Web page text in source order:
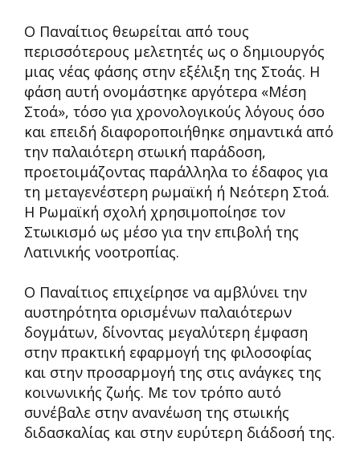
Ο Παναίτιος θεωρείται από τους
περισσότερους μελετητές ως ο δημιουργός
μιας νέας φάσης στην εξέλιξη της Στοάς. Η
φάση αυτή ονομάστηκε αργότερα «Μέση
Στοά», τόσο για χρονολογικούς λόγους όσο
και επειδή διαφοροποιήθηκε σημαντικά από
την παλαιότερη στωική παράδοση,
προετοιμάζοντας παράλληλα το έδαφος για
τη μεταγενέστερη ρωμαϊκή ή Νεότερη Στοά.
Η Ρωμαϊκή σχολή χρησιμοποίησε τον
Στωικισμό ως μέσο για την επιβολή της
Λατινικής νοοτροπίας.
Ο Παναίτιος επιχείρησε να αμβλύνει την
αυστηρότητα ορισμένων παλαιότερων
δογμάτων, δίνοντας μεγαλύτερη έμφαση
στην πρακτική εφαρμογή της φιλοσοφίας
και στην προσαρμογή της στις ανάγκες της
κοινωνικής ζωής. Με τον τρόπο αυτό
συνέβαλε στην ανανέωση της στωικής
διδασκαλίας και στην ευρύτερη διάδοσή της.